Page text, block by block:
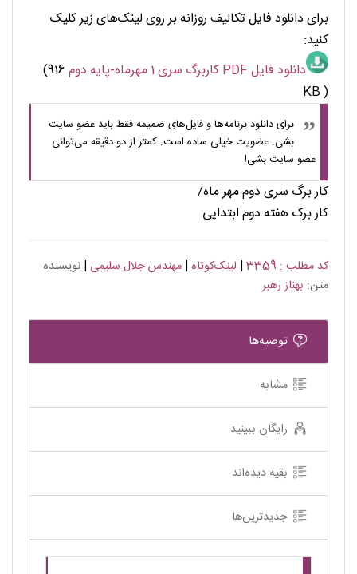
برای دانلود فایل‌ تکالیف روزانه بر روی لینک‌های زیر کلیک
کنید:
دانلود فایل PDF کاربرگ سری 1 مهرماه-پایه دوم
(916
KB )
برای دانلود برنامه‌ها و فایل‌های ضمیمه فقط باید عضو سایت
بشی. عضویت خیلی ساده است. کمتر از دو دقیقه می‌توانی
عضو سایت بشی!
کار برگ سری دوم مهر ماه/
کار برک هفته دوم ابتدایی
کد مطلب : 3359 | لینک‌کوتاه | مهندس جلال سلیمی | نویسنده
متن: بهناز رهبر
توصیه‌ها
مشابه
رایگان ببینید
بقیه دیده‌اند
جدیدترین‌ها